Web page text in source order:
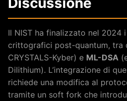
Il NIST ha finalizzato nel 2024
crittografici post-quantum, tra
CRYSTALS-Kyber) e ML-DSA
Dilithium). L’integrazione di
richiede una modifica al
tramite un soft fork che